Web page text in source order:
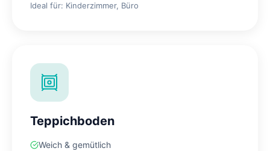
Ideal für: Kinderzimmer, Büro
Teppichboden
Weich & gemütlich